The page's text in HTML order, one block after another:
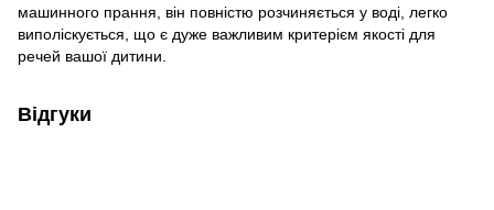
машинного прання, він повністю розчиняється у воді, легко
виполіскується, що є дуже важливим критерієм якості для
речей вашої дитини.
Відгуки